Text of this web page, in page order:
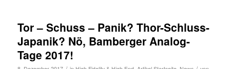
Tor – Schuss – Panik? Thor-Schluss-
Japanik? Nö, Bamberger Analog-
Tage 2017!